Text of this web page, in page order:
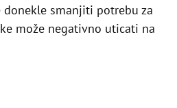
donekle smanjiti potrebu za
može negativno uticati na